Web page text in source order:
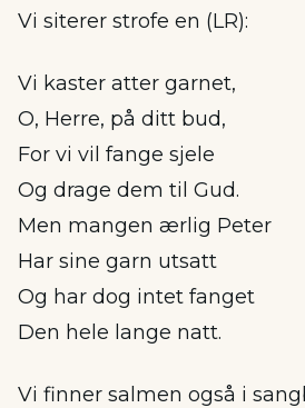
Vi siterer strofe en (LR):
Vi kaster atter garnet,
O, Herre, på ditt bud,
For vi vil fange sjele
Og drage dem til Gud.
Men mangen ærlig Peter
Har sine garn utsatt
Og har dog intet fanget
Den hele lange natt.
Vi finner salmen også i